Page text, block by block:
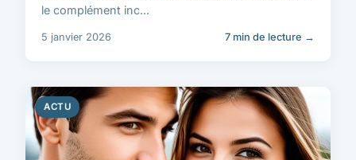
le complément inc...
5 janvier 2026 7 min de lecture →
ACTU